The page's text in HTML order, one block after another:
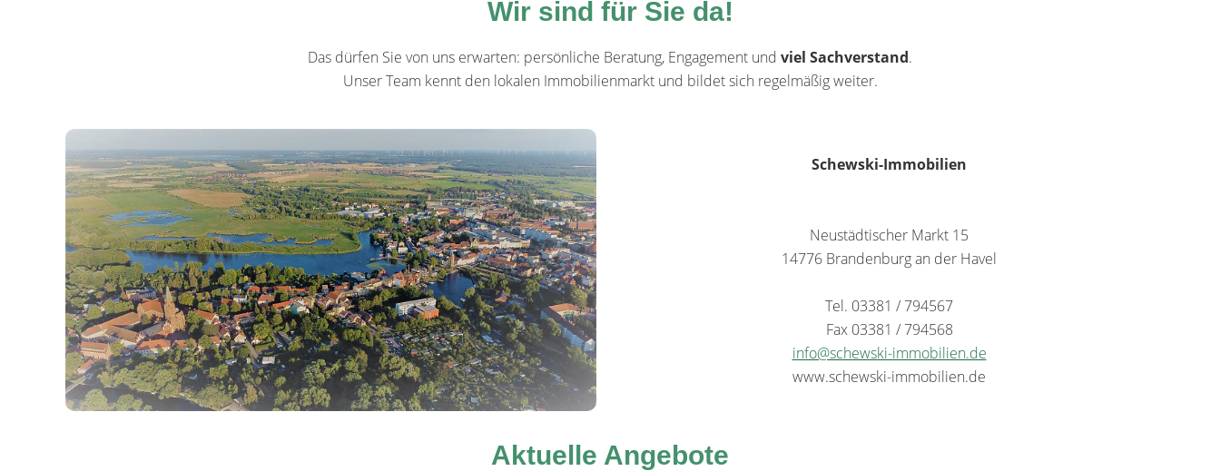
Wir sind für Sie da!
Das dürfen Sie von uns erwarten: persönliche Beratung, Engagement und viel Sachverstand.
Unser Team kennt den lokalen Immobilienmarkt und bildet sich regelmäßig weiter.
Schewski-Immobilien
Neustädtischer Markt 15
14776 Brandenburg an der Havel
Tel. 03381 / 794567
Fax 03381 / 794568
info@schewski-immobilien.de
www.schewski-immobilien.de
Aktuelle Angebote